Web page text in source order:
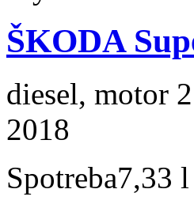
ŠKODA
diesel, motor
2018
Spotreba7,33 l